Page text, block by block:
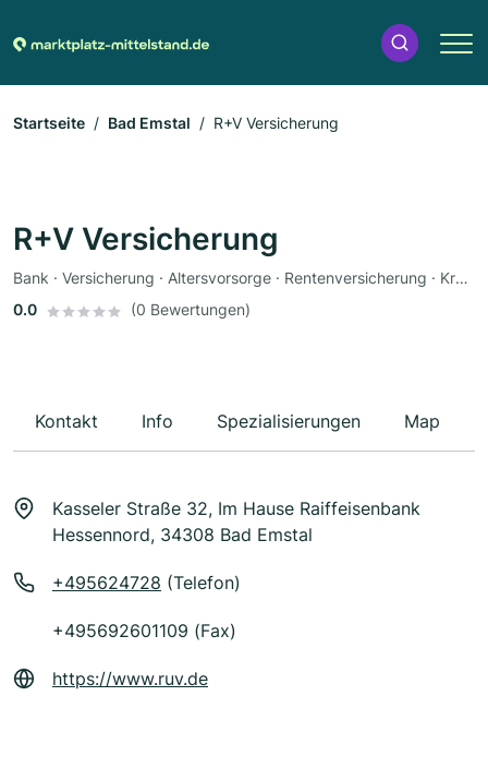
Startseite Bad Emstal R+V Versicherung
R+V Versicherung
Bank · Versicherung · Altersvorsorge · Rentenversicherung · Krankenversicherung · Autoversicherung
0.0
(0 Bewertungen)
Kontakt Info Spezialisierungen Map
Kasseler Straße 32, Im Hause Raiffeisenbank
Hessennord, 34308 Bad Emstal
+495624728 (Telefon)
+495692601109 (Fax)
https://www.ruv.de